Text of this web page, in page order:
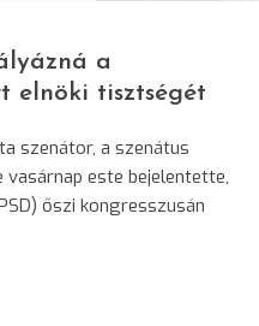
a
elnöki tisztségét
szenátor, a szenátus
este bejelentette,
őszi kongresszusán